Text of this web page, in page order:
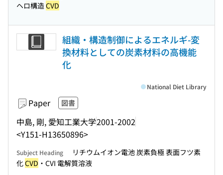
ヘロ構造CVD
組織・構造制御によるエネルギ-変
換材料としての炭素材料の高機能
化
Paper 図書
中島, 剛, 愛知工業大学2001-2002
<Y151-H13650896>
National Diet Library
Subject Heading
リチウムイオン電池 炭素負極 表面フツ素
化CVD ・CVI 電解質溶液